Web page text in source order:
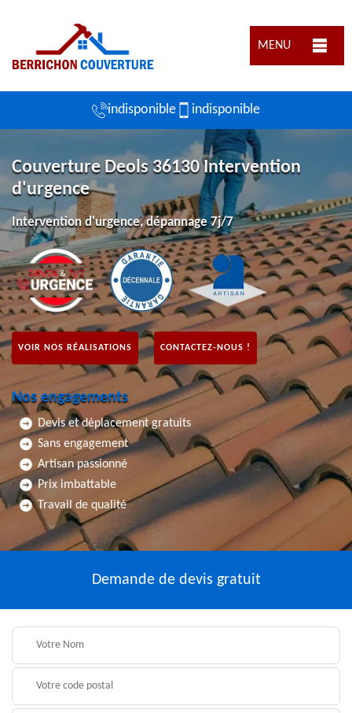
MENU
indisponible indisponible
Couverture Deols 36130 Intervention
d'urgence
Intervention d'urgence, dépannage 7j/7
VOIR NOS RÉALISATIONS CONTACTEZ-NOUS !
Nos engagements
Devis et déplacement gratuits
Sans engagement
Artisan passionné
Prix imbattable
Travail de qualité
Demande de devis gratuit